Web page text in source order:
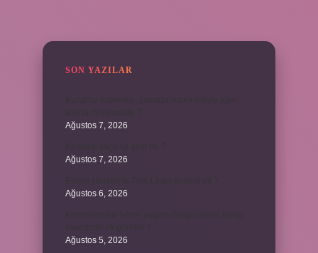
SON YAZILAR
Ağustos 7, 2026
Ağustos 7, 2026
Ağustos 6, 2026
Ağustos 5, 2026